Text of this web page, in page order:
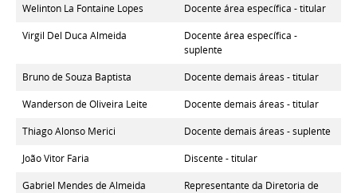
Welinton La Fontaine Lopes
Docente área específica - titular
Virgil Del Duca Almeida
Docente área específica -
suplente
Bruno de Souza Baptista
Docente demais áreas - titular
Wanderson de Oliveira Leite
Docente demais áreas - titular
Thiago Alonso Merici
Docente demais áreas - suplente
João Vitor Faria
Discente - titular
Gabriel Mendes de Almeida
Representante da Diretoria de